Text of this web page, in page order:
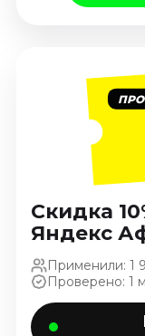
Август 2026
События
Август 2026
Сентябрь 2026
Октябрь 2026
Декабрь 2026
Январь 2027
Скидка
Яндекс
Применили: 1
Проверено: 1